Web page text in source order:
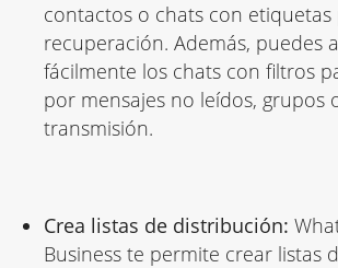
contactos o chats con etiquetas
recuperación. Además, puedes
fácilmente los chats con filtros
por mensajes no leídos, grupos
transmisión.
Crea listas de distribución:
Business te permite crear listas